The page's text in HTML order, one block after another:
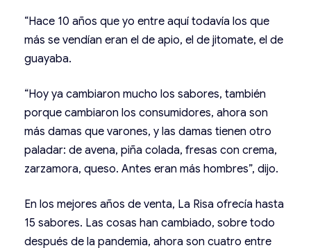
“Hace 10 años que yo entre aquí todavía los que
más se vendían eran el de apio, el de jitomate, el de
guayaba.
“Hoy ya cambiaron mucho los sabores, también
porque cambiaron los consumidores, ahora son
más damas que varones, y las damas tienen otro
paladar: de avena, piña colada, fresas con crema,
zarzamora, queso. Antes eran más hombres”, dijo.
En los mejores años de venta, La Risa ofrecía hasta
15 sabores. Las cosas han cambiado, sobre todo
después de la pandemia, ahora son cuatro entre